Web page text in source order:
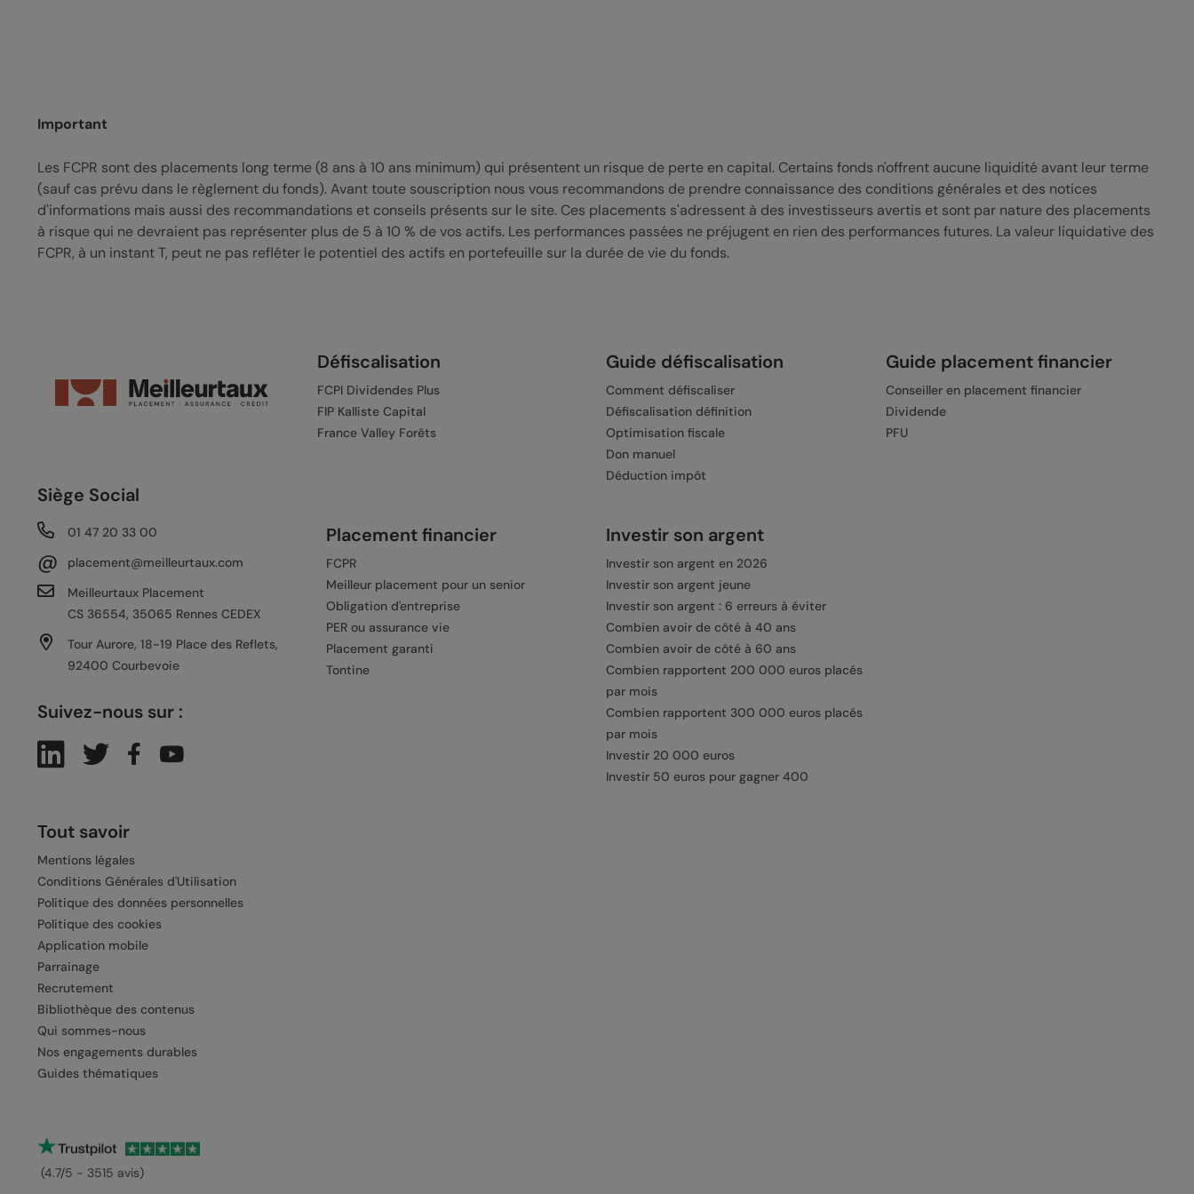
Important
Les FCPR sont des placements long terme (8 ans à 10 ans minimum) qui présentent un risque de perte en capital. Certains fonds n'offrent aucune liquidité avant leur terme
(sauf cas prévu dans le règlement du fonds). Avant toute souscription nous vous recommandons de prendre connaissance des conditions générales et des notices
d'informations mais aussi des recommandations et conseils présents sur le site. Ces placements s'adressent à des investisseurs avertis et sont par nature des placements
à risque qui ne devraient pas représenter plus de 5 à 10 % de vos actifs. Les performances passées ne préjugent en rien des performances futures. La valeur liquidative des
FCPR, à un instant T, peut ne pas refléter le potentiel des actifs en portefeuille sur la durée de vie du fonds.
Siège Social
01 47 20 33 00
@
placement@meilleurtaux.com
Meilleurtaux Placement
CS 36554, 35065 Rennes CEDEX
Tour Aurore, 18-19 Place des Reflets,
92400 Courbevoie
Suivez-nous sur :
Tout savoir
Mentions légales
Conditions Générales d'Utilisation
Politique des données personnelles
Politique des cookies
Application mobile
Parrainage
Recrutement
Bibliothèque des contenus
Qui sommes-nous
Nos engagements durables
Guides thématiques
(4.7/5 - 3515 avis)
Défiscalisation
FCPI Dividendes Plus
FIP Kalliste Capital
France Valley Forêts
Guide défiscalisation
Comment défiscaliser
Défiscalisation définition
Optimisation fiscale
Don manuel
Déduction impôt
Guide placement financier
Conseiller en placement financier
Dividende
PFU
Placement financier
FCPR
Meilleur placement pour un senior
Obligation d'entreprise
PER ou assurance vie
Placement garanti
Tontine
Investir son argent
Investir son argent en 2026
Investir son argent jeune
Investir son argent : 6 erreurs à éviter
Combien avoir de côté à 40 ans
Combien avoir de côté à 60 ans
Combien rapportent 200 000 euros placés
par mois
Combien rapportent 300 000 euros placés
par mois
Investir 20 000 euros
Investir 50 euros pour gagner 400